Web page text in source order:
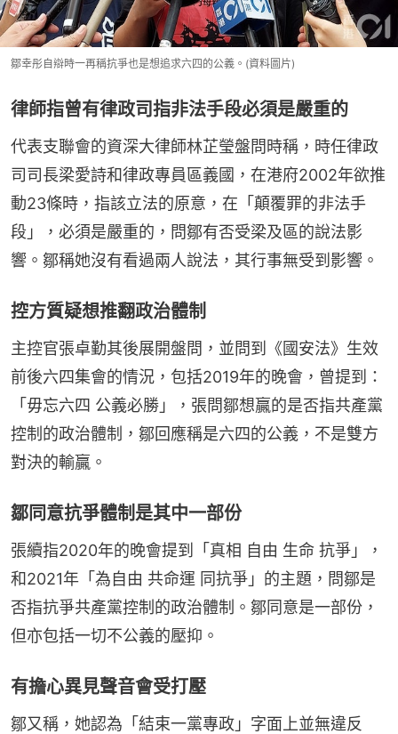
鄒幸彤自辯時一再稱抗爭也是想追求六四的公義。(資料圖片)
律師指曾有律政司指非法手段必須是嚴重的
代表支聯會的資深大律師林芷瑩盤問時稱，時任律政
司司長梁愛詩和律政專員區義國，在港府2002年欲推
動23條時，指該立法的原意，在「顛覆罪的非法手
段」，必須是嚴重的，問鄒有否受梁及區的說法影
響。鄒稱她沒有看過兩人說法，其行事無受到影響。
控方質疑想推翻政治體制
主控官張卓勤其後展開盤問，並問到《國安法》生效
前後六四集會的情況，包括2019年的晚會，曾提到：
「毋忘六四 公義必勝」，張問鄒想贏的是否指共產黨
控制的政治體制，鄒回應稱是六四的公義，不是雙方
對決的輸贏。
鄒同意抗爭體制是其中一部份
張續指2020年的晚會提到「真相 自由 生命 抗爭」，
和2021年「為自由 共命運 同抗爭」的主題，問鄒是
否指抗爭共產黨控制的政治體制。鄒同意是一部份，
但亦包括一切不公義的壓抑。
有擔心異見聲音會受打壓
鄒又稱，她認為「結束一黨專政」字面上並無違反